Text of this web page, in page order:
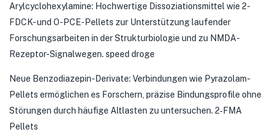
Arylcyclohexylamine: Hochwertige Dissoziationsmittel wie 2-
FDCK- und O-PCE-Pellets zur Unterstützung laufender
Forschungsarbeiten in der Strukturbiologie und zu NMDA-
Rezeptor-Signalwegen. speed droge
Neue Benzodiazepin-Derivate: Verbindungen wie Pyrazolam-
Pellets ermöglichen es Forschern, präzise Bindungsprofile ohne
Störungen durch häufige Altlasten zu untersuchen. 2‑FMA
Pellets